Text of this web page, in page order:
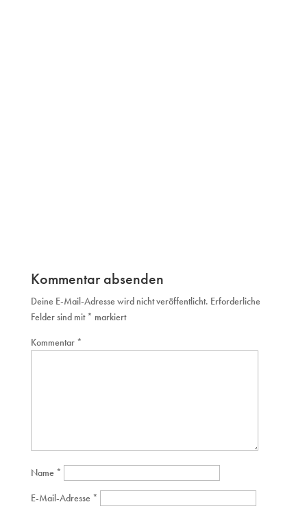
Kommentar absenden
Deine E-Mail-Adresse wird nicht veröffentlicht. Erforderliche
Felder sind mit* markiert
Kommentar *
Name *
E-Mail-Adresse *